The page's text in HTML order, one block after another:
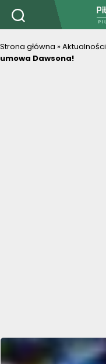
Strona główna »Aktualności
umowa Dawsona!